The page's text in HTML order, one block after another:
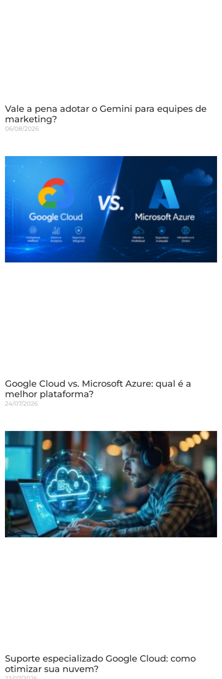
Vale a pena adotar o Gemini para equipes de
marketing?
06/08/2026
Google Cloud vs. Microsoft Azure: qual é a
melhor plataforma?
24/07/2026
Suporte especializado Google Cloud: como
otimizar sua nuvem?